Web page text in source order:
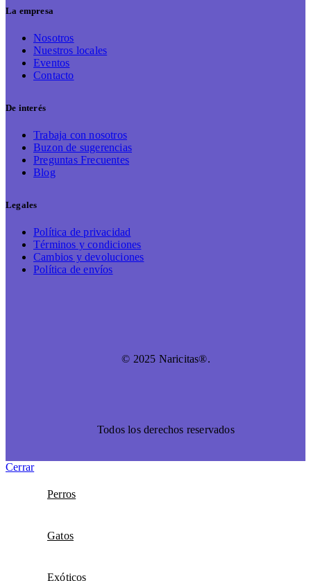
La empresa
Nosotros
Nuestros locales
Eventos
Contacto
De interés
Trabaja con nosotros
Buzon de sugerencias
Preguntas Frecuentes
Blog
Legales
Política de privacidad
Términos y condiciones
Cambios y devoluciones
Política de envíos
© 2025 Naricitas®.
Todos los derechos reservados
Cerrar
Perros
Gatos
Exóticos